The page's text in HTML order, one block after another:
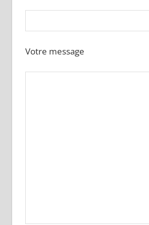
Votre message